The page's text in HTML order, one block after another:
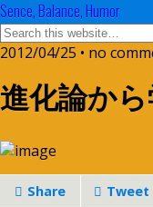
Sence, Balance, Humor
2012/04/25 • no
進化論か
Share Tweet